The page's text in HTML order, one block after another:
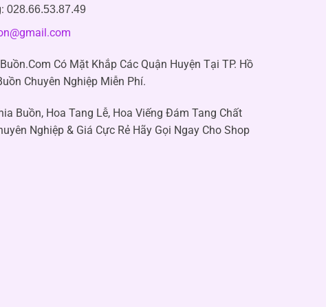
: 028.66.53.87.49
Có Mặt Khắp Các Quận Huyện Tại TP. Hồ
Chuyên Nghiệp Miễn Phí.
Buồn, Hoa Tang Lễ, Hoa Viếng Đám Tang Chất
Nghiệp & Giá Cực Rẻ Hãy Gọi Ngay Cho Shop